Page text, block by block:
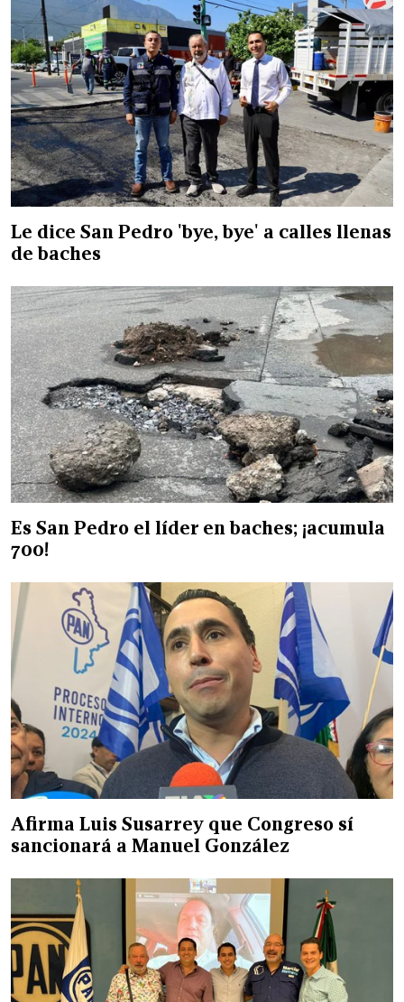
Le dice San Pedro 'bye, bye' a calles llenas
de baches
Es San Pedro el líder en baches; ¡acumula
700!
Afirma Luis Susarrey que Congreso sí
sancionará a Manuel González